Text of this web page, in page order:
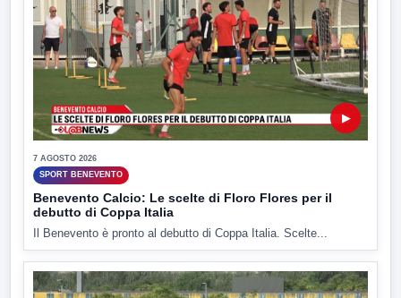
▶
7 AGOSTO 2026
SPORT BENEVENTO
Benevento Calcio: Le scelte di Floro Flores per il
debutto di Coppa Italia
Il Benevento è pronto al debutto di Coppa Italia. Scelte...